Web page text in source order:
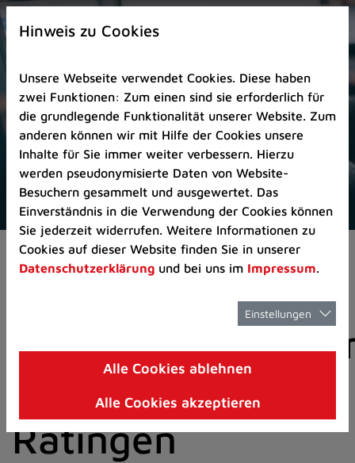
Zur
Startseite
Zum
Seitenanfang
springen
(Schnelltaste
A)
Zur
Navigation/Menü
springen
(Schnelltaste
M)
Zur
8)
I)
Aktuelles Pressemitteilungen
der Stadt
Ratingen
Hinweis zu Cookies
Unsere Webseite verwendet Cookies. Diese haben
zwei Funktionen: Zum einen sind sie erforderlich für
die grundlegende Funktionalität unserer Website. Zum
anderen können wir mit Hilfe der Cookies unsere
Inhalte für Sie immer weiter verbessern. Hierzu
werden pseudonymisierte Daten von Website-
Besuchern gesammelt und ausgewertet. Das
Einverständnis in die Verwendung der Cookies können
Sie jederzeit widerrufen. Weitere Informationen zu
Cookies auf dieser Website finden Sie in unserer
Datenschutzerklärung und bei uns im Impressum.
Einstellungen
Alle Cookies ablehnen
Alle Cookies akzeptieren